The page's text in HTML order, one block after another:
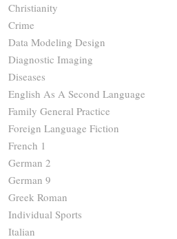
Christianity
Crime
Data Modeling Design
Diagnostic Imaging
Diseases
English As A Second Language
Family General Practice
Foreign Language Fiction
French 1
German 2
German 9
Greek Roman
Individual Sports
Italian